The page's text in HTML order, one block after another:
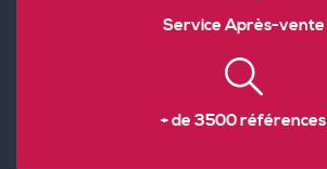
Service Après-vente
+ de 3500 références